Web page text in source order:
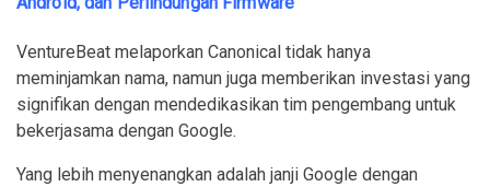
VentureBeat melaporkan Canonical tidak hanya
meminjamkan nama, namun juga memberikan investasi yang
signifikan dengan mendedikasikan tim pengembang untuk
bekerjasama dengan Google.
Yang lebih menyenangkan adalah janji Google dengan